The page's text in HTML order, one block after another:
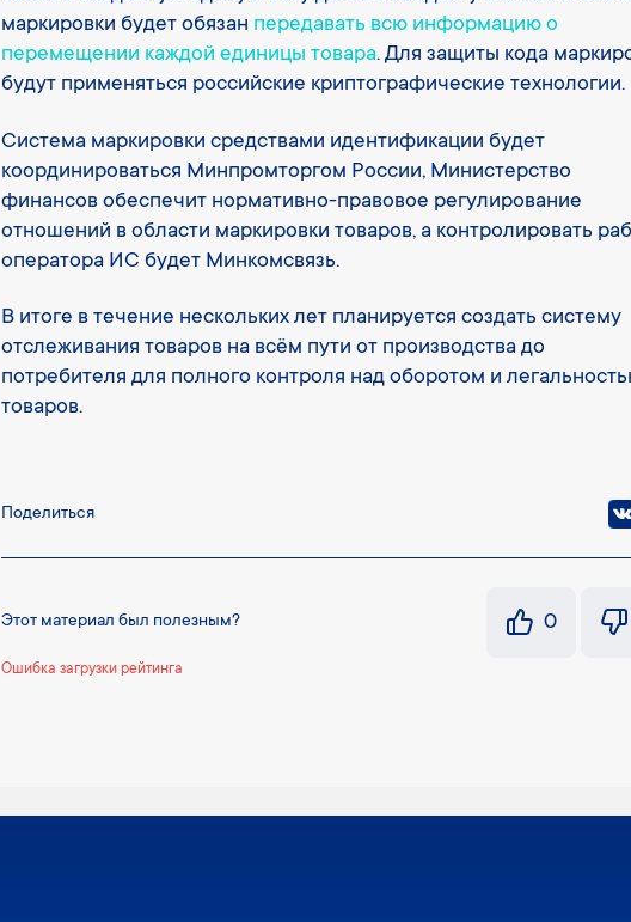
маркировки будет обязан передавать всю информацию о
перемещении каждой единицы товара. Для защиты кода
будут применяться российские криптографические технологии.
Система маркировки средствами идентификации будет
координироваться Минпромторгом России, Министерство
финансов обеспечит нормативно-правовое регулирование
отношений в области маркировки товаров, а контролировать
оператора ИС будет Минкомсвязь.
В итоге в течение нескольких лет планируется создать систему
отслеживания товаров на всём пути от производства до
потребителя для полного контроля над оборотом и
товаров.
Поделиться
Этот материал был полезным? 0
Ошибка загрузки рейтинга